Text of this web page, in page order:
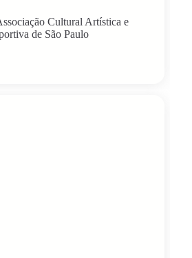
Cultural Artística e
de São Paulo